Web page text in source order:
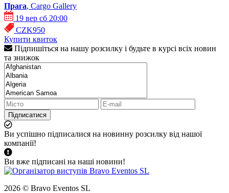
Прага, Cargo Gallery
19 вер сб 20:00
CZK950
Купити квиток
Підпишіться на нашу розсилку і будьте в курсі всіх новин
та знижок
Підписатися
Ви успішно підписалися на новинну розсилку від нашої
компанії!
Ви вже підписані на наші новини!
2026 © Bravo Eventos SL